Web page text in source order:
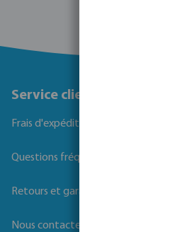
Service client
Frais d'expédition
Questions fréquemment posées
Retours et garanties
Nous contacter